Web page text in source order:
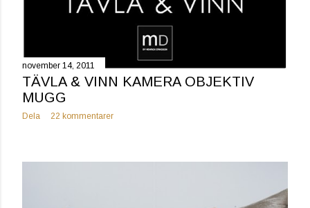
november 14, 2011
TÄVLA & VINN KAMERA OBJEKTIV
MUGG
Dela 22 kommentarer